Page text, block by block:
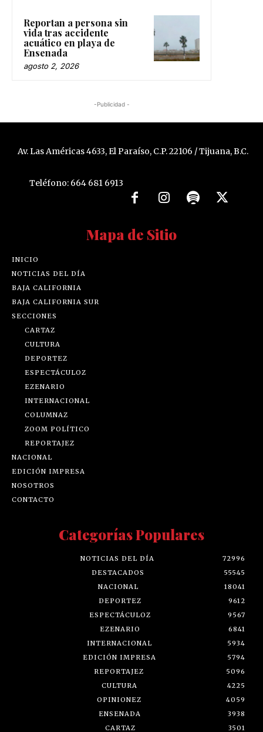
Reportan a persona sin
vida tras accidente
acuático en playa de
Ensenada
agosto 2, 2026
-Publicidad -
Av. Las Américas 4633, El Paraíso, C.P. 22106 / Tijuana, B.C.
Teléfono: 664 681 6913
Mapa de Sitio
INICIO
NOTICIAS DEL DÍA
BAJA CALIFORNIA
BAJA CALIFORNIA SUR
SECCIONES
CARTAZ
CULTURA
DEPORTEZ
ESPECTÁCULOZ
EZENARIO
INTERNACIONAL
COLUMNAZ
ZOOM POLÍTICO
REPORTAJEZ
NACIONAL
EDICIÓN IMPRESA
NOSOTROS
CONTACTO
Categorías Populares
NOTICIAS DEL DÍA
72996
DESTACADOS
55545
NACIONAL
18041
DEPORTEZ
9612
ESPECTÁCULOZ
9567
EZENARIO
6841
INTERNACIONAL
5934
EDICIÓN IMPRESA
5794
REPORTAJEZ
5096
CULTURA
4225
OPINIONEZ
4059
ENSENADA
3938
CARTAZ
3501